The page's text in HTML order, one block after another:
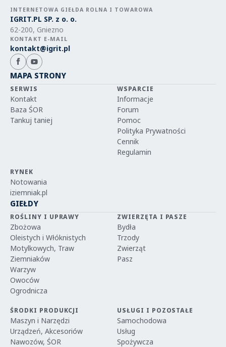
INTERNETOWA GIEŁDA ROLNA I TOWAROWA
IGRIT.PL SP. z o. o.
62-200, Gniezno
KONTAKT E-MAIL
kontakt@igrit.pl
MAPA STRONY
SERWIS
Kontakt
Baza ŚOR
Tankuj taniej
WSPARCIE
Informacje
Forum
Pomoc
Polityka Prywatności
Cennik
Regulamin
RYNEK
Notowania
iziemniak.pl
GIEŁDY
ROŚLINY I UPRAWY
Zbożowa
Oleistych i Włóknistych
Motylkowych, Traw
Ziemniaków
Warzyw
Owoców
Ogrodnicza
ZWIERZĘTA I PASZE
Bydła
Trzody
Zwierząt
Pasz
ŚRODKI PRODUKCJI
Maszyn i Narzędzi
Urządzeń, Akcesoriów
Nawozów, ŚOR
USŁUGI I POZOSTAŁE
Samochodowa
Usług
Spożywcza